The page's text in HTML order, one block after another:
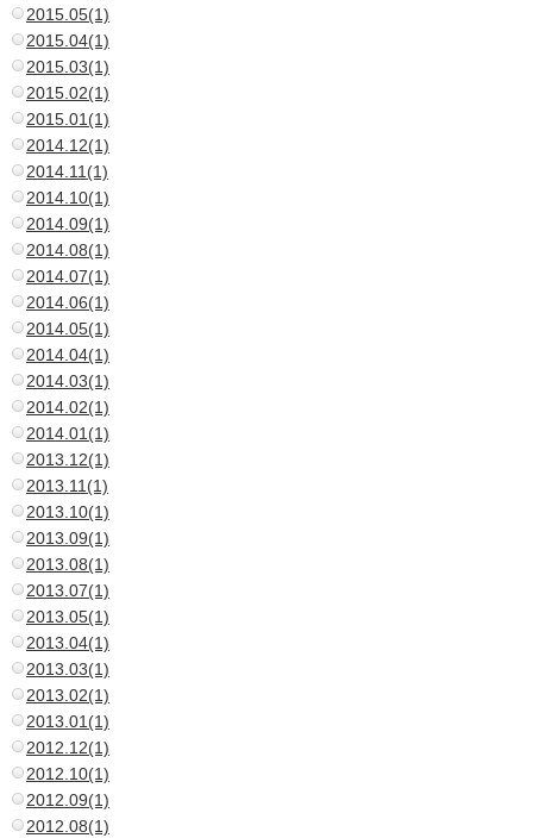
2015.05(1)
2015.04(1)
2015.03(1)
2015.02(1)
2015.01(1)
2014.12(1)
2014.11(1)
2014.10(1)
2014.09(1)
2014.08(1)
2014.07(1)
2014.06(1)
2014.05(1)
2014.04(1)
2014.03(1)
2014.02(1)
2014.01(1)
2013.12(1)
2013.11(1)
2013.10(1)
2013.09(1)
2013.08(1)
2013.07(1)
2013.05(1)
2013.04(1)
2013.03(1)
2013.02(1)
2013.01(1)
2012.12(1)
2012.10(1)
2012.09(1)
2012.08(1)